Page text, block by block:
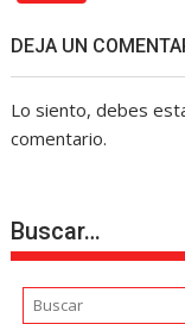
DEJA UN
Lo siento, debes
comentario.
Buscar…